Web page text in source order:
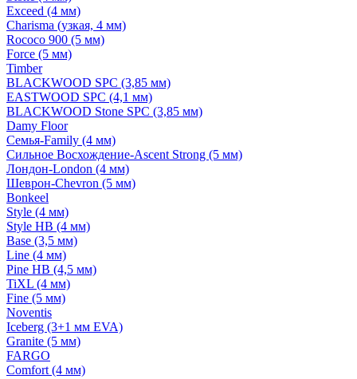
Exceed (4 мм)
Charisma (узкая, 4 мм)
Rococo 900 (5 мм)
Force (5 мм)
Timber
BLACKWOOD SPC (3,85 мм)
EASTWOOD SPC (4,1 мм)
BLACKWOOD Stone SPC (3,85 мм)
Damy Floor
Семья-Family (4 мм)
Сильное Восхождение-Ascent Strong (5 мм)
Лондон-London (4 мм)
Шеврон-Chevron (5 мм)
Bonkeel
Style (4 мм)
Style HB (4 мм)
Base (3,5 мм)
Line (4 мм)
Pine HB (4,5 мм)
TiXL (4 мм)
Fine (5 мм)
Noventis
Iceberg (3+1 мм EVA)
Granite (5 мм)
FARGO
Comfort (4 мм)